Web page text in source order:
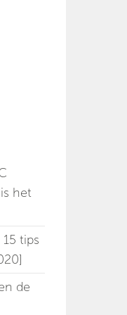
het
tips
de